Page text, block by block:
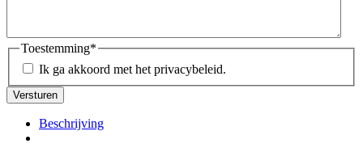
Toestemming*
Ik ga akkoord met het privacybeleid.
Beschrijving